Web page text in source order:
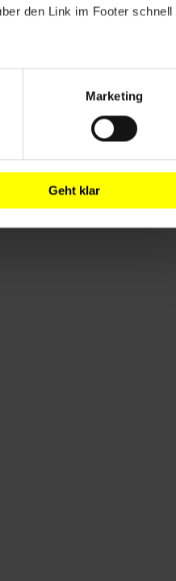
den Link im Footer schnell
Marketing
Geht klar